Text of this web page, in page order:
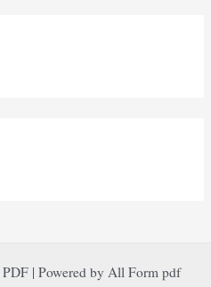
| Powered by All Form pdf